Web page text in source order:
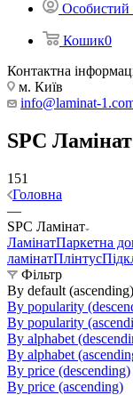
Особистий
Кошик0
Контактна
м. Київ
info@laminat-
SPC Ламінат
151
Головна
—
SPC Ламінат
ЛамінатПаркетна
ламінатПлінтус
Фільтр
By default (ascending)
By popularity
By popularity
By alphabet
By alphabet
By price (descending)
By price (ascending)